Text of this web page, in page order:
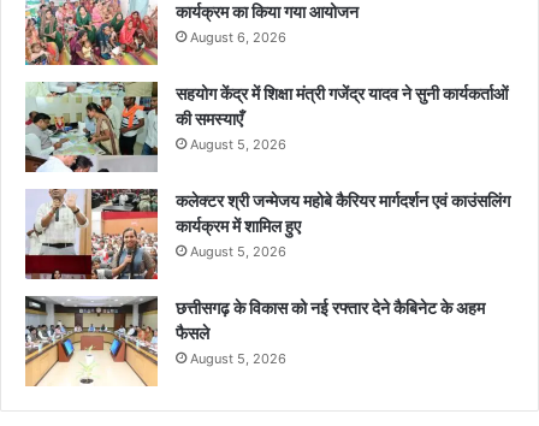
कार्यक्रम का किया गया आयोजन
August 6, 2026
सहयोग केंद्र में शिक्षा मंत्री गजेंद्र यादव ने सुनी कार्यकर्ताओं
की समस्याएँ
August 5, 2026
कलेक्टर श्री जन्मेजय महोबे कैरियर मार्गदर्शन एवं काउंसलिंग
कार्यक्रम में शामिल हुए
August 5, 2026
छत्तीसगढ़ के विकास को नई रफ्तार देने कैबिनेट के अहम
फैसले
August 5, 2026